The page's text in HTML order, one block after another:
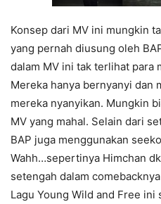
Konsep dari MV ini mungkin
yang pernah diusung oleh
dalam MV ini tak terlihat para
Mereka hanya bernyanyi dan
mereka nyanyikan. Mungkin
MV yang mahal. Selain dari
BAP juga menggunakan
Wahh…sepertinya Himchan
setengah dalam
Lagu Young Wild and Free